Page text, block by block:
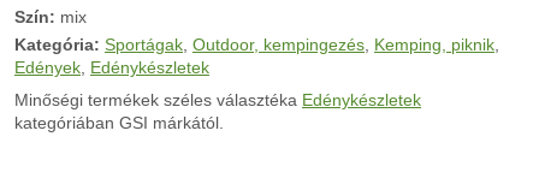
Szín: mix
Kategória: Sportágak Outdoor, kempingezés Kemping, piknik
Edények Edénykészletek
Minőségi termékek széles választéka Edénykészletek
kategóriában GSI márkától.